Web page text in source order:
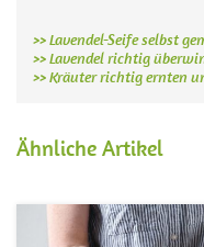
>> Lavendel-Seife selbst
>> Lavendel richtig
>> Kräuter richtig ernten
Ähnliche Artikel